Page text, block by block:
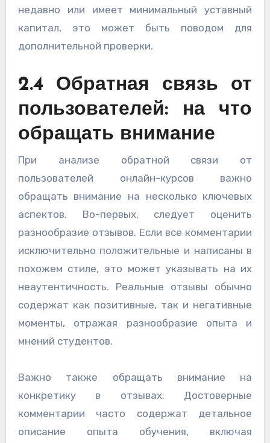
недавно или имеет минимальный уставный
капитал, это может быть поводом для
дополнительной проверки.
2.4 Обратная связь от
пользователей: на что
обращать внимание
При анализе обратной связи от
пользователей онлайн-курсов важно
обращать внимание на несколько ключевых
аспектов. Во-первых, следует оценить
разнообразие отзывов. Если все комментарии
исключительно положительные и написаны в
похожем стиле, это может указывать на их
неаутентичность. Реальные отзывы обычно
содержат как позитивные, так и негативные
моменты, отражая разнообразие опыта и
мнений студентов.
Важно также обращать внимание на
конкретику в отзывах. Достоверные
комментарии часто содержат детальное
описание опыта обучения, включая